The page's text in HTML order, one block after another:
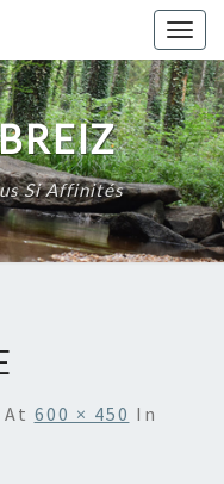
Si Affinités
At 600 × 450 In